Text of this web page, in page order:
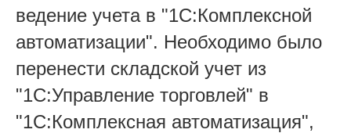
ведение учета в "1С:Комплексной
автоматизации". Необходимо было
перенести складской учет из
"1С:Управление торговлей" в
"1С:Комплексная автоматизация",